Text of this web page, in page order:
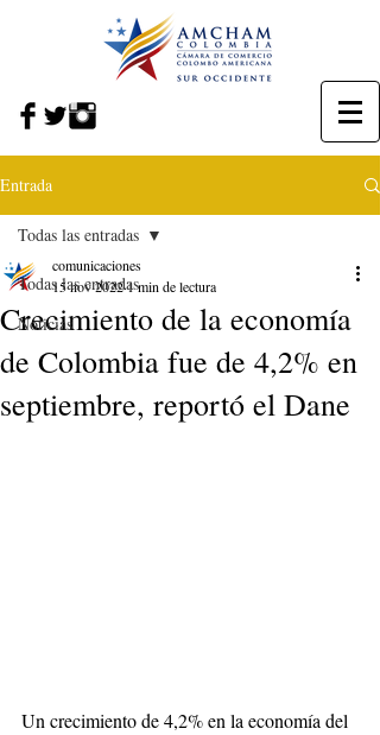
Entrada
Todas las entradas
Noticias
Todas las entradas
Crecimiento de la economía
de Colombia fue de 4,2% en
septiembre, reportó el Dane
comunicaciones
15 nov 20221 min de lectura
Un crecimiento de 4,2% en la economía del